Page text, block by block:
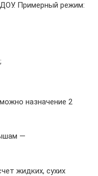
Примерный режим:
назначение 2
—
жидких, сухих